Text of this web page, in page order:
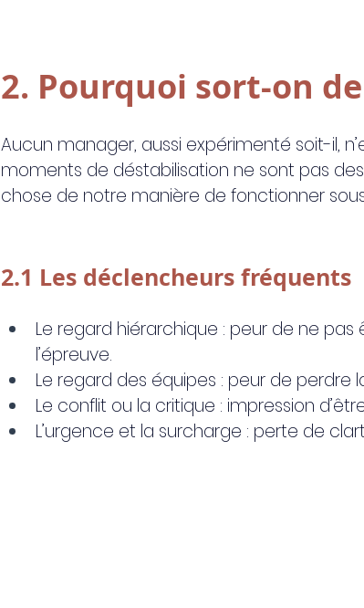
2. Pourquoi sort-on
Aucun manager, aussi expérimenté soit-il,
moments de déstabilisation ne sont pas
chose de notre manière de fonctionner
2.1 Les déclencheurs fréquents
Le regard hiérarchique : peur de ne
l’épreuve.
Le regard des équipes : peur de perdre
Le conflit ou la critique : impression
L’urgence et la surcharge : perte de